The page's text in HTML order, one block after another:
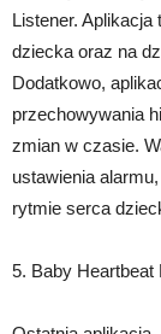
Listener.
dziecka oraz na
Dodatkowo,
przechowywania
zmian w czasie.
ustawienia
rytmie serca
5. Baby Heartbeat